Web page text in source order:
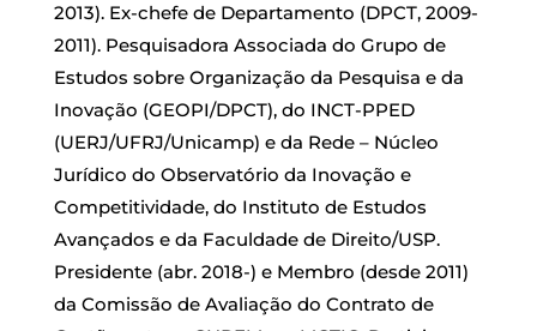
2013). Ex-chefe de Departamento (DPCT, 2009-
2011). Pesquisadora Associada do Grupo de
Estudos sobre Organização da Pesquisa e da
Inovação (GEOPI/DPCT), do INCT-PPED
(UERJ/UFRJ/Unicamp) e da Rede – Núcleo
Jurídico do Observatório da Inovação e
Competitividade, do Instituto de Estudos
Avançados e da Faculdade de Direito/USP.
Presidente (abr. 2018-) e Membro (desde 2011)
da Comissão de Avaliação do Contrato de